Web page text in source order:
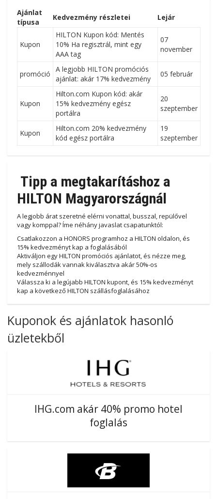
Ajánlat
típusa
Kedvezmény részletei Lejár
Kupon
HILTON Kupon kód: Mentés
10% Ha regisztrál, mint egy
AAA tag
07
november
promóció
A legjobb HILTON promóciós
ajánlat: akár 17% kedvezmény
05 február
Kupon
Hilton.com Kupon kód: akár
15% kedvezmény egész
portálra
20
szeptember
Kupon
Hilton.com 20% kedvezmény
kód egész portálra
19
szeptember
Tipp a megtakarításhoz a
HILTON Magyarországnál
A legjobb árat szeretné elérni vonattal, busszal, repülővel
vagy komppal? Íme néhány javaslat csapatunktól:
Csatlakozzon a HONORS programhoz a HILTON oldalon, és
15% kedvezményt kap a foglalásából
Aktiváljon egy HILTON promóciós ajánlatot, és nézze meg,
mely szállodák vannak kiválasztva akár 50%-os
kedvezménnyel
Válassza ki a legújabb HILTON kupont, és 15% kedvezményt
kap a következő HILTON szállásfoglalásához
Kuponok és ajánlatok hasonló
üzletekből
IHG.com akár 40% promo hotel
foglalás